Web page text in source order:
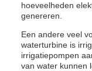
hoeveelheden
genereren.
Een andere veel
waterturbine is
irrigatiepompen
van water kunnen